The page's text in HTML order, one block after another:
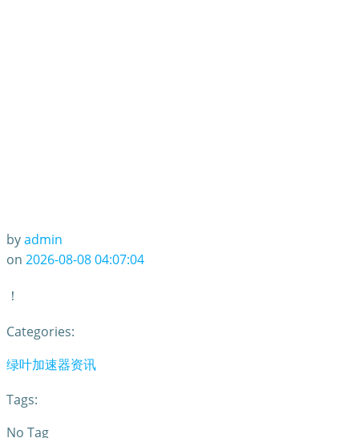
byadmin
on 2026-08-08 04:07:04
！
Categories:
绿叶加速器资讯
Tags:
No Tag